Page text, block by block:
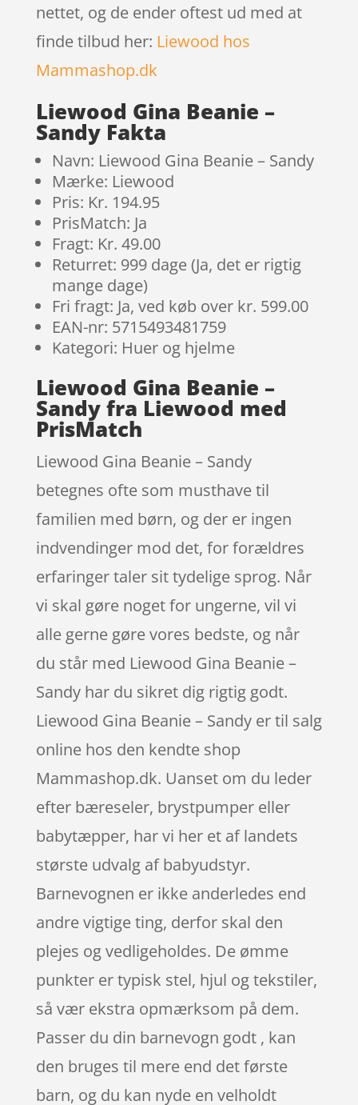
nettet, og de ender oftest ud med at
finde tilbud her: Liewood hos
Mammashop.dk
Liewood Gina Beanie –
Sandy Fakta
Navn: Liewood Gina Beanie – Sandy
Mærke: Liewood
Pris: Kr. 194.95
PrisMatch: Ja
Fragt: Kr. 49.00
Returret: 999 dage (Ja, det er rigtig
mange dage)
Fri fragt: Ja, ved køb over kr. 599.00
EAN-nr: 5715493481759
Kategori: Huer og hjelme
Liewood Gina Beanie –
Sandy fra Liewood med
PrisMatch
Liewood Gina Beanie – Sandy
betegnes ofte som musthave til
familien med børn, og der er ingen
indvendinger mod det, for forældres
erfaringer taler sit tydelige sprog. Når
vi skal gøre noget for ungerne, vil vi
alle gerne gøre vores bedste, og når
du står med Liewood Gina Beanie –
Sandy har du sikret dig rigtig godt.
Liewood Gina Beanie – Sandy er til salg
online hos den kendte shop
Mammashop.dk. Uanset om du leder
efter bæreseler, brystpumper eller
babytæpper, har vi her et af landets
største udvalg af babyudstyr.
Barnevognen er ikke anderledes end
andre vigtige ting, derfor skal den
plejes og vedligeholdes. De ømme
punkter er typisk stel, hjul og tekstiler,
så vær ekstra opmærksom på dem.
Passer du din barnevogn godt , kan
den bruges til mere end det første
barn, og du kan nyde en velholdt